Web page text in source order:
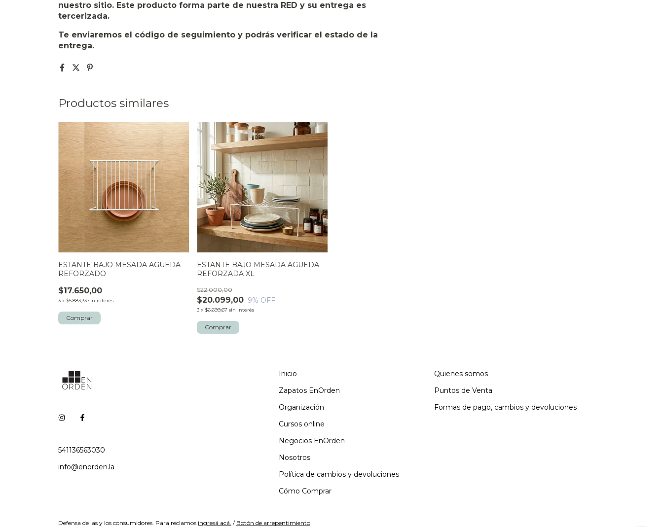
nuestro sitio. Este producto forma parte de nuestra RED y su entrega es
tercerizada.
Te enviaremos el código de seguimiento y podrás verificar el estado de la
entrega.
Productos similares
ESTANTE BAJO MESADA AGUEDA
REFORZADO
$17.650,00
3 x $5.883,33 sin interés
ESTANTE BAJO MESADA AGUEDA
REFORZADA XL
$20.099,00
$22.000,00
9% OFF
3 x $6.699,67 sin interés
541136563030
info@enorden.la
Inicio
Zapatos EnOrden
Organización
Cursos online
Negocios EnOrden
Nosotros
Política de cambios y devoluciones
Cómo Comprar
Quienes somos
Puntos de Venta
Formas de pago, cambios y devoluciones
Defensa de las y los consumidores. Para reclamos ingresá acá. / Botón de arrepentimiento